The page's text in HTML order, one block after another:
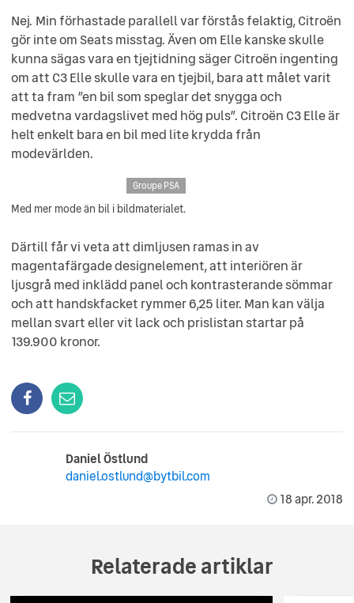
Nej. Min förhastade parallell var förstås felaktig, Citroën
gör inte om Seats misstag. Även om Elle kanske skulle
kunna sägas vara en tjejtidning säger Citroën ingenting
om att C3 Elle skulle vara en tjejbil, bara att målet varit
att ta fram ”en bil som speglar det snygga och
medvetna vardagslivet med hög puls”. Citroën C3 Elle är
helt enkelt bara en bil med lite krydda från
modevärlden.
Groupe PSA
Med mer mode än bil i bildmaterialet.
Därtill får vi veta att dimljusen ramas in av
magentafärgade designelement, att interiören är
ljusgrå med inklädd panel och kontrasterande sömmar
och att handskfacket rymmer 6,25 liter. Man kan välja
mellan svart eller vit lack och prislistan startar på
139.900 kronor.
Daniel Östlund
daniel.ostlund@bytbil.com
18 apr. 2018
Relaterade artiklar